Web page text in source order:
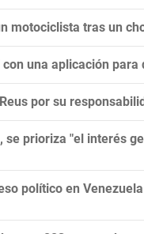
motociclista tras un
una aplicación
por su
se prioriza "el interés
político en